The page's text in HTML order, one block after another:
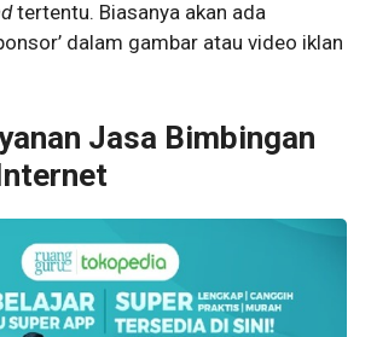
tertentu. Biasanya akan ada
dalam gambar atau video iklan
Jasa Bimbingan